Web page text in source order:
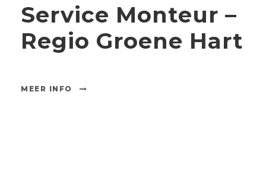
Service Monteur –
Regio Groene Hart
MEER INFO